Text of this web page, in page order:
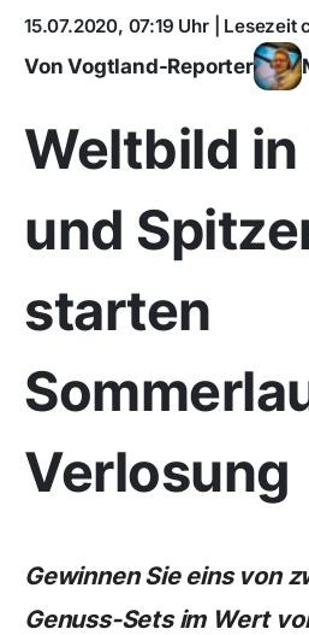
15.07.2020, 07:19 Uhr | Lesezeit
Von Vogtland-Reporter
Weltbild in
und
starten
Verlosung
Gewinnen Sie eins von
Genuss-Sets im Wert